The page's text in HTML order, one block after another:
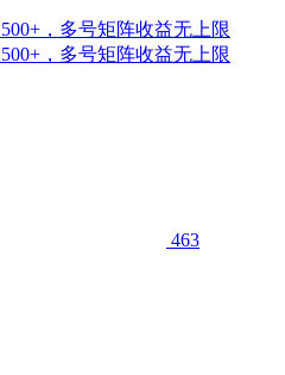
，多号矩阵收益无上限
，多号矩阵收益无上限
463